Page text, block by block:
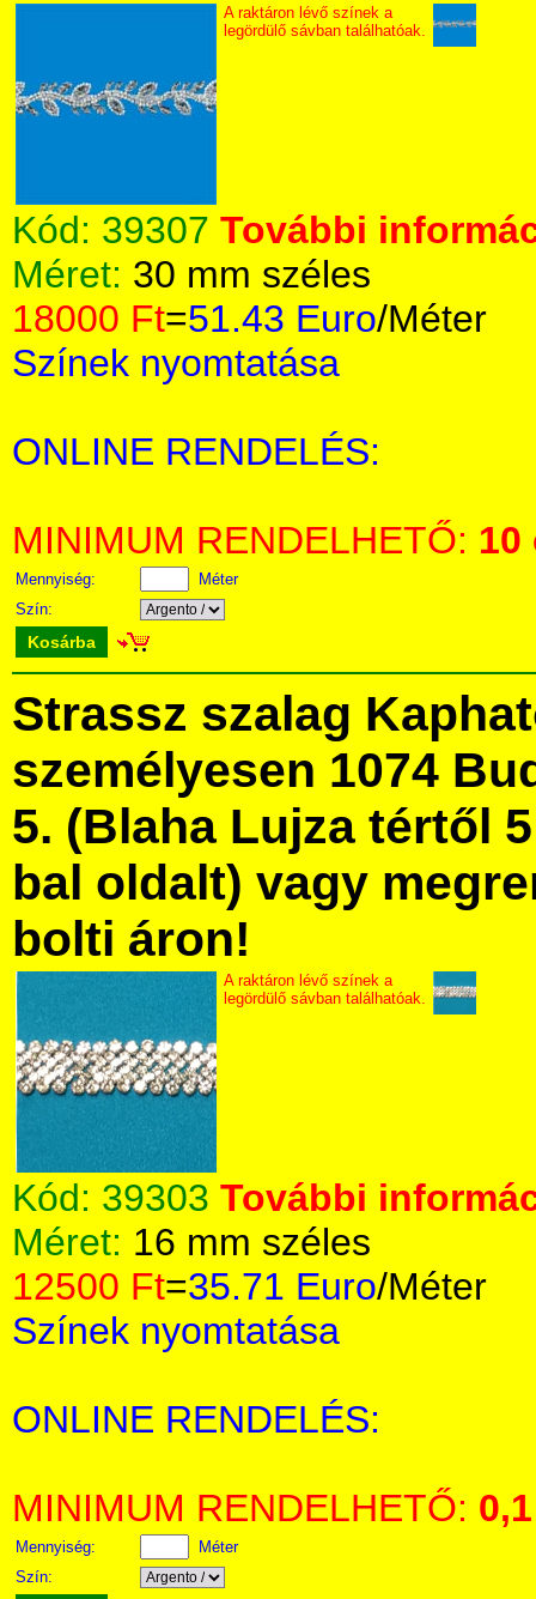
A raktáron lévő színek a
legördülő sávban találhatóak.
Kód: 39307 További
Méret: 30 mm széles
18000 Ft=51.43 Euro/Méter
Színek nyomtatása
ONLINE RENDELÉS:
MINIMUM RENDELHETŐ: 10
Mennyiség:
Méter
Szín:
Kosárba
Strassz szalag
személyesen 1074
5. (Blaha Lujza tértől
bal oldalt) vagy
bolti áron!
A raktáron lévő színek a
legördülő sávban találhatóak.
Kód: 39303 További
Méret: 16 mm széles
12500 Ft=35.71 Euro/Méter
Színek nyomtatása
ONLINE RENDELÉS:
MINIMUM RENDELHETŐ: 0,1
Mennyiség:
Méter
Szín: